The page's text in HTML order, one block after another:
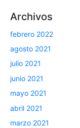
Archivos
febrero 2022
agosto 2021
julio 2021
junio 2021
mayo 2021
abril 2021
marzo 2021